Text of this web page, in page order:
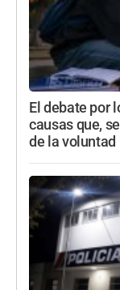
El debate por
causas que,
de la voluntad